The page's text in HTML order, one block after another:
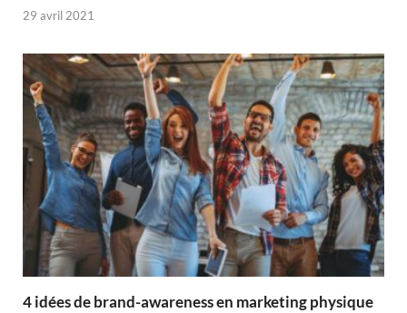
29 avril 2021
4 idées de brand-awareness en marketing physique